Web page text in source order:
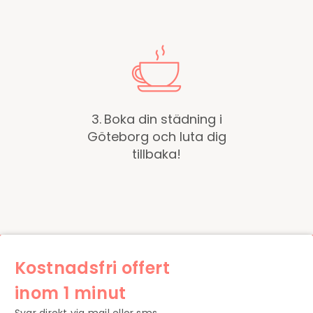
3. Boka din städning i
Göteborg och luta dig
tillbaka!
Kostnadsfri offert
inom 1 minut